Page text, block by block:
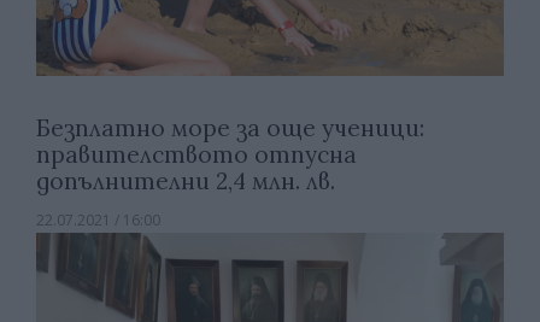
Безплатно море за още ученици:
правителството отпусна
допълнителни 2,4 млн. лв.
22.07.2021 / 16:00